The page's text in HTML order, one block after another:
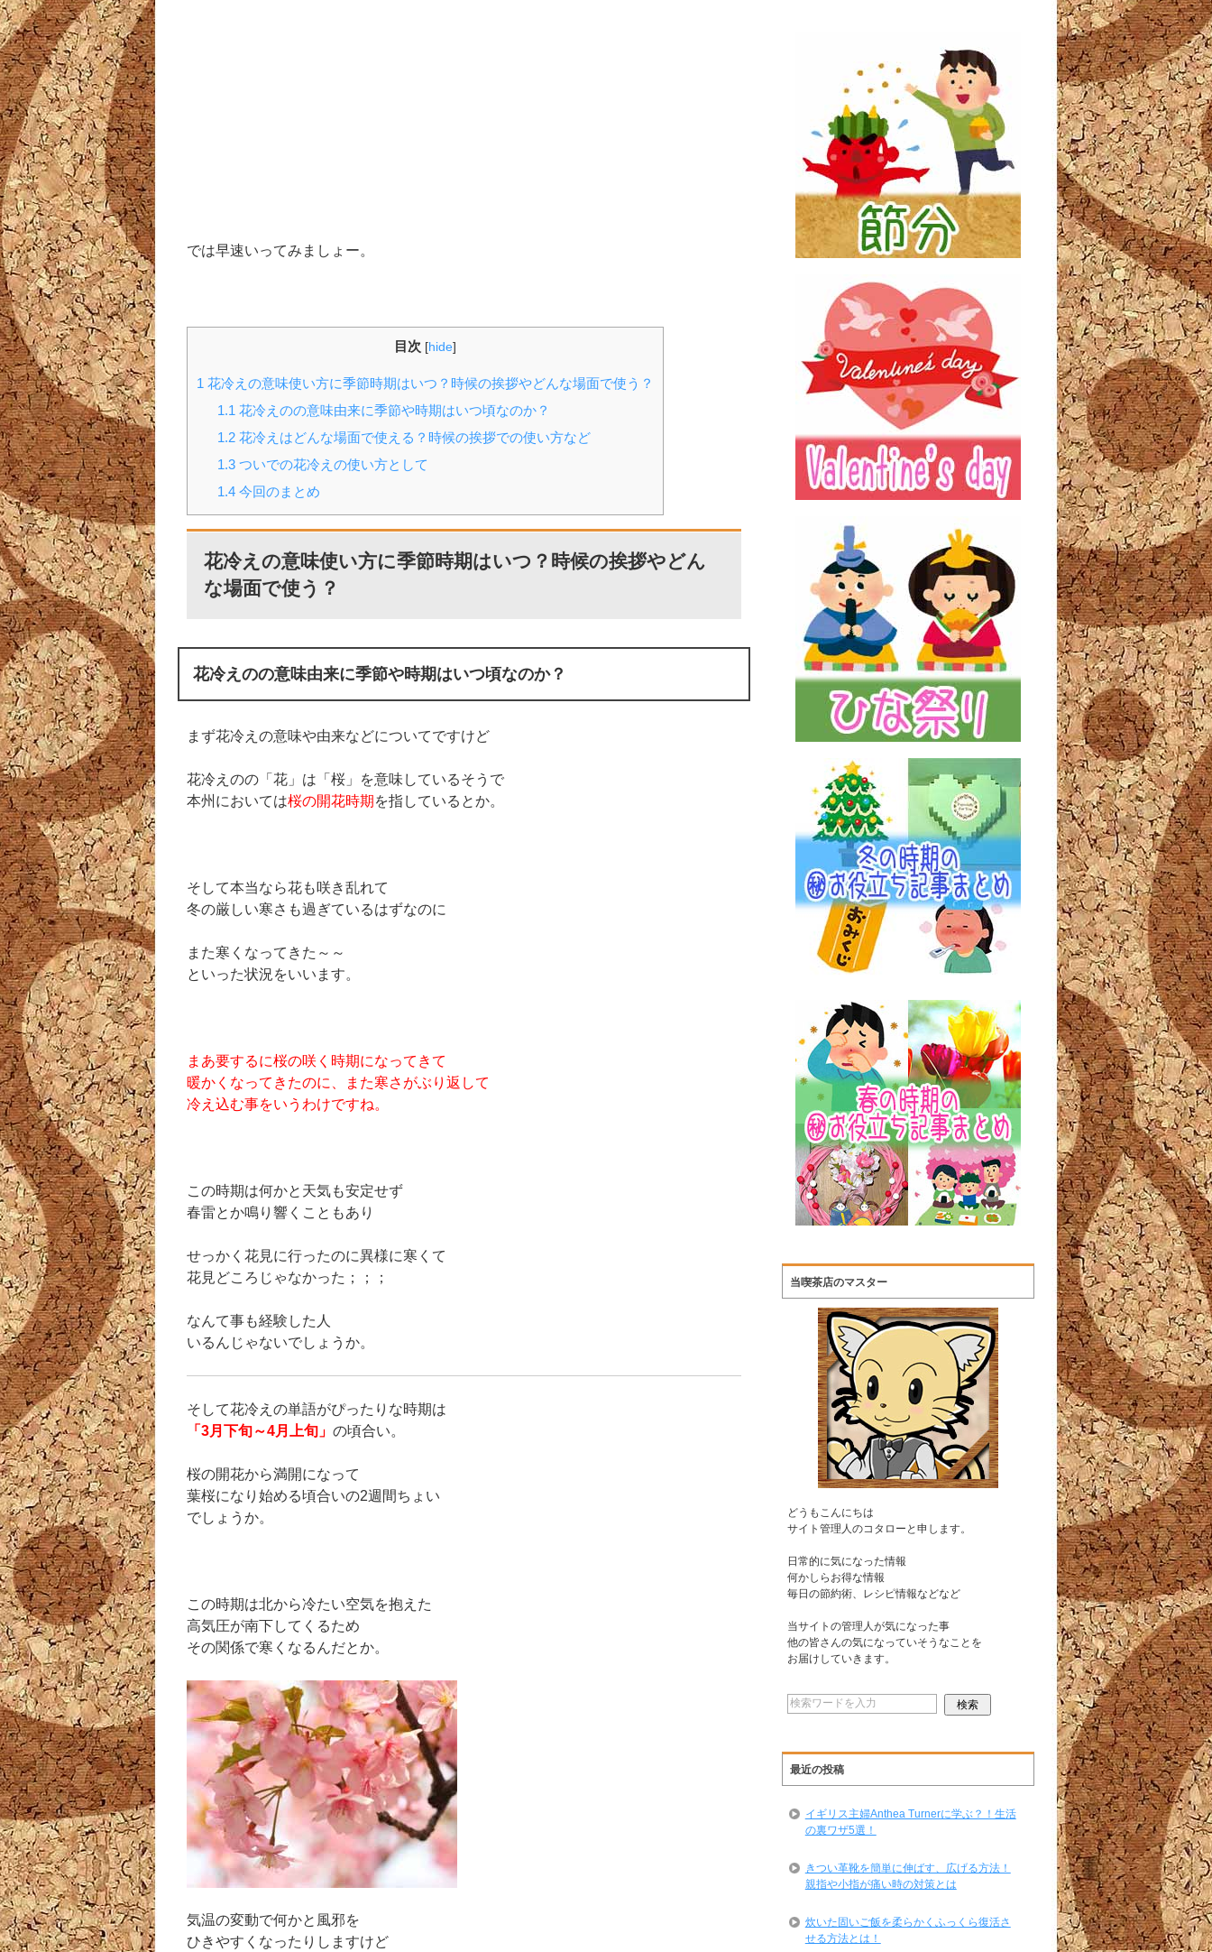
では早速いってみましょー。
目次 [hide]
1 花冷えの意味使い方に季節時期はいつ？時候の挨拶やどんな場面で使う？
1.1 花冷えのの意味由来に季節や時期はいつ頃なのか？
1.2花冷えはどんな場面で使える？時候の挨拶での使い方など
1.3ついでの花冷えの使い方として
1.4今回のまとめ
花冷えの意味使い方に季節時期はいつ？時候の挨拶やどん
な場面で使う？
花冷えのの意味由来に季節や時期はいつ頃なのか？
まず花冷えの意味や由来などについてですけど
花冷えのの「花」は「桜」を意味しているそうで
本州においては桜の開花時期 を指しているとか。
そして本当なら花も咲き乱れて
冬の厳しい寒さも過ぎているはずなのに
また寒くなってきた～～
といった状況をいいます。
まあ要するに桜の咲く時期になってきて
暖かくなってきたのに、また寒さがぶり返して
冷え込む事をいうわけですね。
この時期は何かと天気も安定せず
春雷とか鳴り響くこともあり
せっかく花見に行ったのに異様に寒くて
花見どころじゃなかった；；；
なんて事も経験した人
いるんじゃないでしょうか。
そして花冷えの単語がぴったりな時期は
「3月下旬～4月上旬」 の頃合い。
桜の開花から満開になって
葉桜になり始める頃合いの2週間ちょい
でしょうか。
この時期は北から冷たい空気を抱えた
高気圧が南下してくるため
その関係で寒くなるんだとか。
気温の変動で何かと風邪を
ひきやすくなったりしますけど
当喫茶店のマスター
どうもこんにちは
サイト管理人のコタローと申します。
日常的に気になった情報
何かしらお得な情報
毎日の節約術、レシピ情報などなど
当サイトの管理人が気になった事
他の皆さんの気になっていそうなことを
お届けしていきます。
最近の投稿
イギリス主婦Anthea Turnerに学ぶ？！生活
の裏ワザ5選！
きつい革靴を簡単に伸ばす、広げる方法！
親指や小指が痛い時の対策とは
炊いた固いご飯を柔らかくふっくら復活さ
せる方法とは！